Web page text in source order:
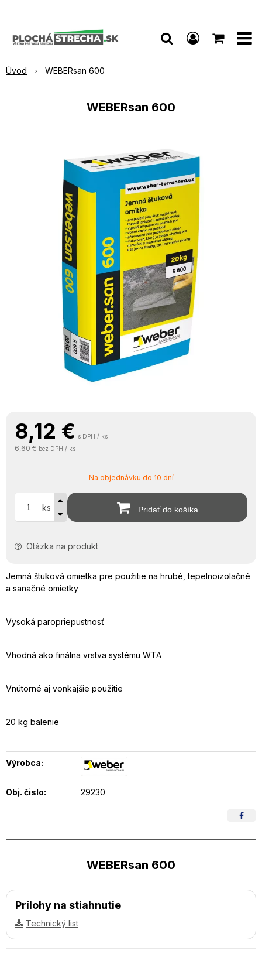
Úvod WEBERsan 600
WEBERsan 600
8,12 € s DPH / ks
6,60 € bez DPH / ks
Na objednávku do 10 dní
ks Pridať do košíka
Otázka na produkt
Jemná štuková omietka pre použitie na hrubé, tepelnoizolačné
a sanačné omietky
Vysoká paropriepustnosť
Vhodná ako finálna vrstva systému WTA
Vnútorné aj vonkajšie použitie
20 kg balenie
Výrobca:
Obj. čislo: 29230
WEBERsan 600
Prílohy na stiahnutie
Technický list